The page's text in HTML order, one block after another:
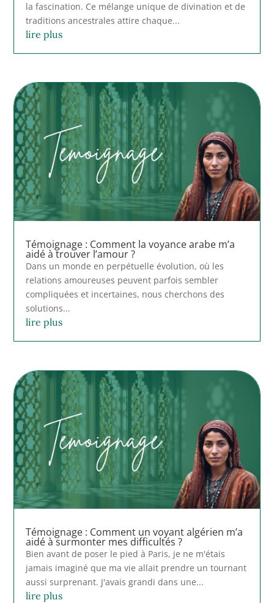
la fascination. Ce mélange unique de divination et de
traditions ancestrales attire chaque...
lire plus
Témoignage : Comment la voyance arabe m’a
aidé à trouver l’amour ?
Dans un monde en perpétuelle évolution, où les
relations amoureuses peuvent parfois sembler
compliquées et incertaines, nous cherchons des
solutions...
lire plus
Témoignage : Comment un voyant algérien m’a
aidé à surmonter mes difficultés ?
Bien avant de poser le pied à Paris, je ne m'étais
jamais imaginé que ma vie allait prendre un tournant
aussi surprenant. J'avais grandi dans une...
lire plus